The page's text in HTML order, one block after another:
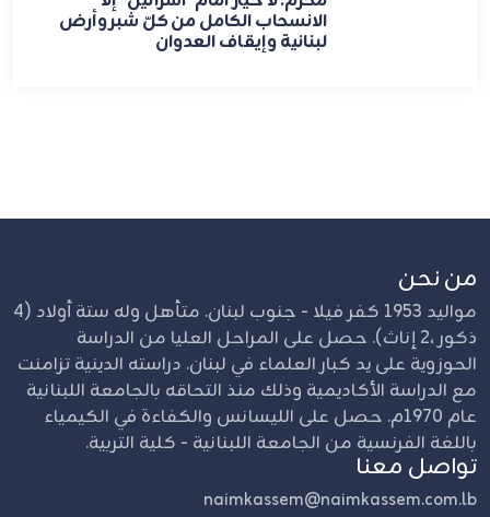
الانسحاب الكامل من كلّ شبر وأرض
لبنانية وإيقاف العدوان
من نحن
مواليد 1953 كفر فيلا - جنوب لبنان. متأهل وله ستة أولاد (4
ذكور ،2 إناث). حصل على المراحل العليا من الدراسة
الحوزوية على يد كبار العلماء في لبنان. دراسته الدينية تزامنت
مع الدراسة الأكاديمية وذلك منذ التحاقه بالجامعة اللبنانية
عام 1970م. حصل على الليسانس والكفاءة في الكيمياء
باللغة الفرنسية من الجامعة اللبنانية - كلية التربية.
تواصل معنا
naimkassem@naimkassem.com.lb